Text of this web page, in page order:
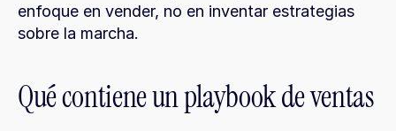
enfoque en vender, no en inventar estrategias
sobre la marcha.
Qué contiene un playbook de ventas